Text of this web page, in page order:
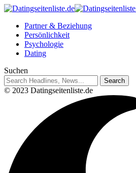
Partner & Beziehung
Persönlichkeit
Psychologie
Dating
Suchen
© 2023 Datingseitenliste.de